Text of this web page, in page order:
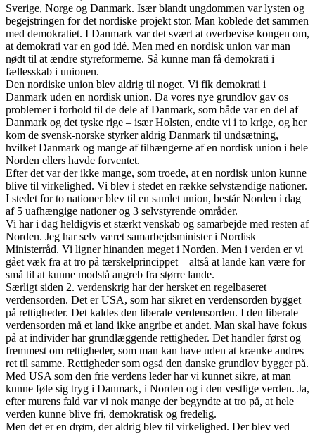
Sverige, Norge og Danmark. Især blandt ungdommen var lysten og
begejstringen for det nordiske projekt stor. Man koblede det sammen
med demokratiet. I Danmark var det svært at overbevise kongen om,
at demokrati var en god idé. Men med en nordisk union var man
nødt til at ændre styreformerne. Så kunne man få demokrati i
fællesskab i unionen.
Den nordiske union blev aldrig til noget. Vi fik demokrati i
Danmark uden en nordisk union. Da vores nye grundlov gav os
problemer i forhold til de dele af Danmark, som både var en del af
Danmark og det tyske rige – især Holsten, endte vi i to krige, og her
kom de svensk-norske styrker aldrig Danmark til undsætning,
hvilket Danmark og mange af tilhængerne af en nordisk union i hele
Norden ellers havde forventet.
Efter det var der ikke mange, som troede, at en nordisk union kunne
blive til virkelighed. Vi blev i stedet en række selvstændige nationer.
I stedet for to nationer blev til en samlet union, består Norden i dag
af 5 uafhængige nationer og 3 selvstyrende områder.
Vi har i dag heldigvis et stærkt venskab og samarbejde med resten af
Norden. Jeg har selv været samarbejdsminister i Nordisk
Ministerråd. Vi ligner hinanden meget i Norden. Men i verden er vi
gået væk fra at tro på tærskelprincippet – altså at lande kan være for
små til at kunne modstå angreb fra større lande.
Særligt siden 2. verdenskrig har der hersket en regelbaseret
verdensorden. Det er USA, som har sikret en verdensorden bygget
på rettigheder. Det kaldes den liberale verdensorden. I den liberale
verdensorden må et land ikke angribe et andet. Man skal have fokus
på at individer har grundlæggende rettigheder. Det handler først og
fremmest om rettigheder, som man kan have uden at krænke andres
ret til samme. Rettigheder som også den danske grundlov bygger på.
Med USA som den frie verdens leder har vi kunnet sikre, at man
kunne føle sig tryg i Danmark, i Norden og i den vestlige verden. Ja,
efter murens fald var vi nok mange der begyndte at tro på, at hele
verden kunne blive fri, demokratisk og fredelig.
Men det er en drøm, der aldrig blev til virkelighed. Der blev ved